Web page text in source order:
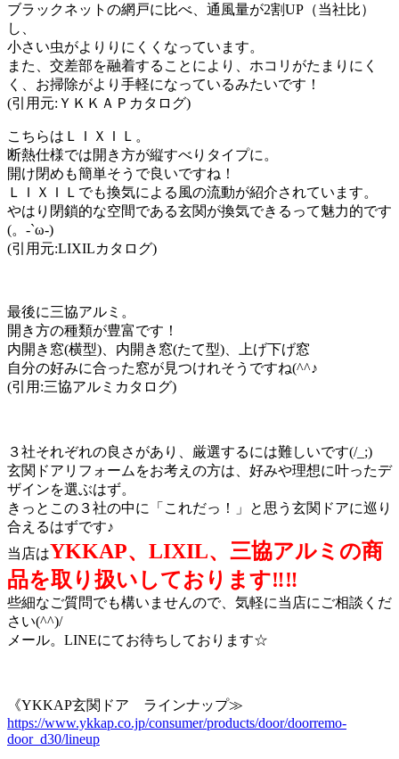
ブラックネットの網戸に比べ、通風量が2割UP（当社比）
し、
小さい虫がよりりにくくなっています。
また、交差部を融着することにより、ホコリがたまりにく
く、お掃除がより手軽になっているみたいです！
(引用元:ＹＫＫＡＰカタログ)
こちらはＬＩＸＩＬ。
断熱仕様では開き方が縦すべりタイプに。
開け閉めも簡単そうで良いですね！
ＬＩＸＩＬでも換気による風の流動が紹介されています。
やはり閉鎖的な空間である玄関が換気できるって魅力的です
(。-`ω-)
(引用元:LIXILカタログ)
最後に三協アルミ。
開き方の種類が豊富です！
内開き窓(横型)、内開き窓(たて型)、上げ下げ窓
自分の好みに合った窓が見つけれそうですね(^^♪
(引用:三協アルミカタログ)
３社それぞれの良さがあり、厳選するには難しいです(/_;)
玄関ドアリフォームをお考えの方は、好みや理想に叶ったデ
ザインを選ぶはず。
きっとこの３社の中に「これだっ！」と思う玄関ドアに巡り
合えるはずです♪
当店はYKKAP、LIXIL、三協アルミの商
品を取り扱いしております‼‼
些細なご質問でも構いませんので、気軽に当店にご相談くだ
さい(^^)/
メール。LINEにてお待ちしております☆
《YKKAP玄関ドア ラインナップ≫
https://www.ykkap.co.jp/consumer/products/door/doorremo-
door_d30/lineup